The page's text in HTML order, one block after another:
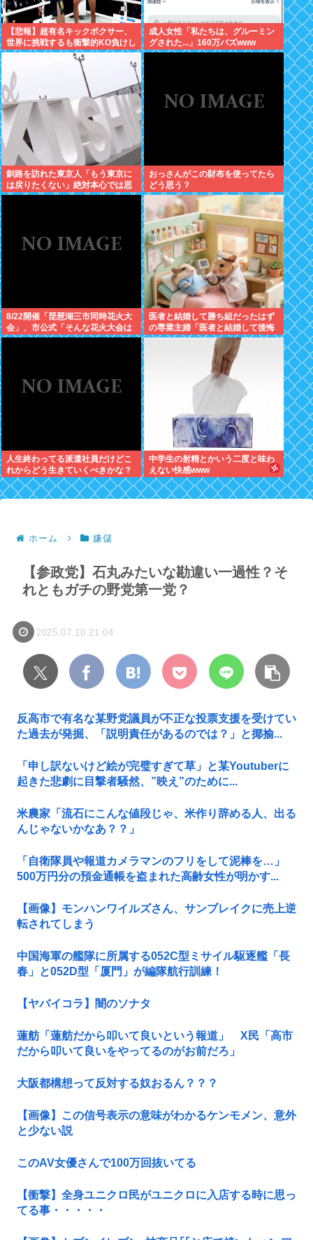
【悲報】超有名キックボクサー、
世界に挑戦するも衝撃的KO負けし
てしまう…
成人女性「私たちは、グルーミン
グされた...」160万バズwww
釧路を訪れた東京人「もう東京に
は戻りたくない」絶対本心では思
ってないよな
おっさんがこの財布を使ってたら
どう思う？
8/22開催「琵琶湖三市同時花火大
会」、市公式「そんな花火大会は
存在しない」→ SNS阿鼻叫喚
医者と結婚して勝ち組だったはず
の専業主婦「医者と結婚して後悔
している」
人生終わってる派遣社員だけどこ
れからどう生きていくべきかな？
中学生の射精とかいう二度と味わ
えない快感www
ホーム 嫌儲
【参政党】石丸みたいな勘違い一過性？そ
れともガチの野党第一党？
2025.07.10 21:04
反高市で有名な某野党議員が不正な投票支援を受けてい
た過去が発掘、「説明責任があるのでは？」と揶揄...
「申し訳ないけど絵が完璧すぎて草」と某Youtuberに
起きた悲劇に目撃者騒然、”映え”のために...
米農家「流石にこんな値段じゃ、米作り辞める人、出る
んじゃないかなあ？？」
「自衛隊員や報道カメラマンのフリをして泥棒を…」
500万円分の預金通帳を盗まれた高齢女性が明かす...
【画像】モンハンワイルズさん、サンブレイクに売上逆
転されてしまう
中国海軍の艦隊に所属する052C型ミサイル駆逐艦「長
春」と052D型「厦門」が編隊航行訓練！
【ヤバイコラ】闇のソナタ
蓮舫「蓮舫だから叩いて良いという報道」 X民「高市
だから叩いて良いをやってるのがお前だろ」
大阪都構想って反対する奴おるん？？？
【画像】この信号表示の意味がわかるケンモメン、意外
と少ない説
このAV女優さんで100万回抜いてる
【衝撃】全身ユニクロ民がユニクロに入店する時に思っ
てる事・・・・・